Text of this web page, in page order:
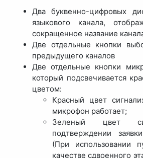
Два буквенно-цифровых
языкового канала,
сокращенное название
Две отдельные кнопки
предыдущего каналов
Две отдельные кнопки
который подсвечивается
цветом:
Красный цвет
микрофон работает;
Зеленый цвет
подтверждении
(При использовании
качестве сдвоенного